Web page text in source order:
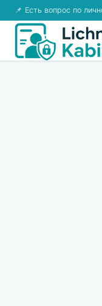
📌 Есть вопрос по